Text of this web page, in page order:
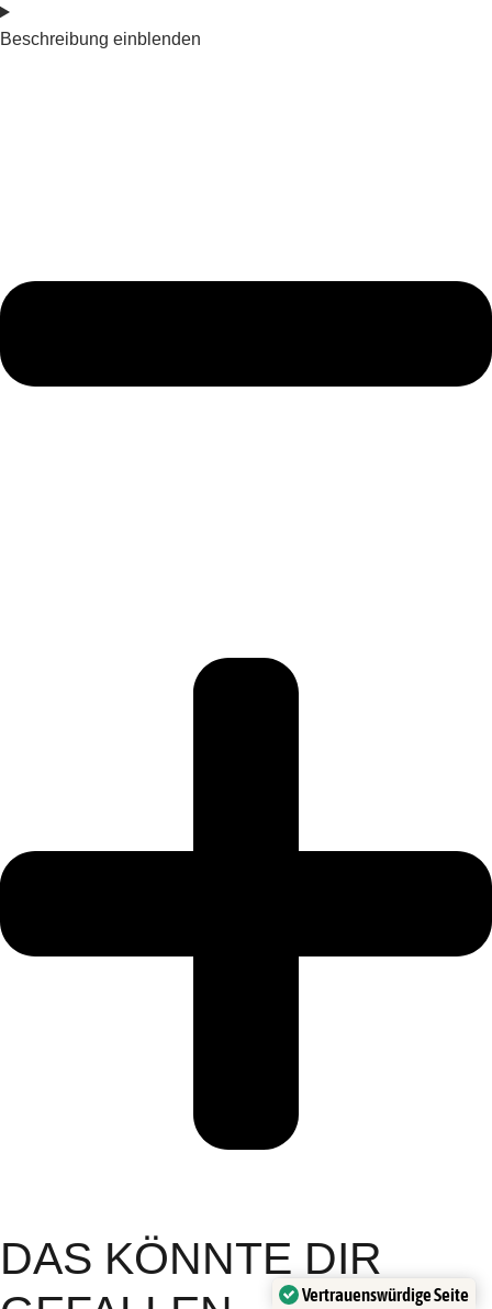
Beschreibung einblenden
DAS KÖNNTE DIR
Vertrauenswürdige Seite